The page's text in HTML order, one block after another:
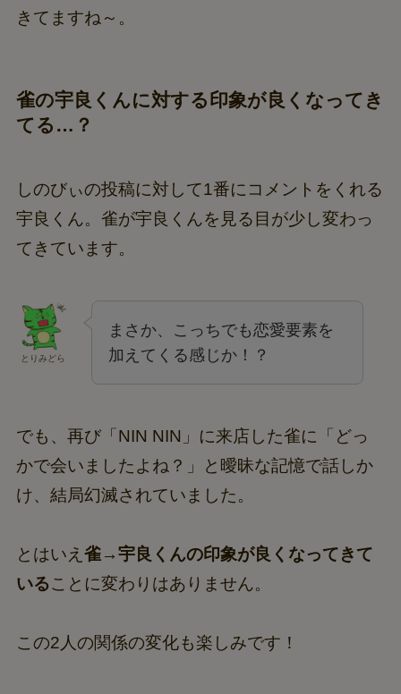
きてますね～。
雀の宇良くんに対する印象が良くなってき
てる…？
しのびぃの投稿に対して1番にコメントをくれる
宇良くん。雀が宇良くんを見る目が少し変わっ
てきています。
とりみどら
まさか、こっちでも恋愛要素を
加えてくる感じか！？
でも、再び「NIN NIN」に来店した雀に「どっ
かで会いましたよね？」と曖昧な記憶で話しか
け、結局幻滅されていました。
とはいえ 雀→宇良くんの印象が良くなってきて
いることに変わりはありません。
この2人の関係の変化も楽しみです！